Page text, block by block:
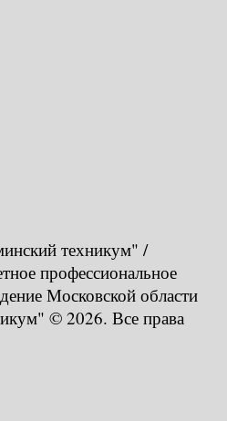
техникум" /
профессиональное
Московской области
© 2026. Все права